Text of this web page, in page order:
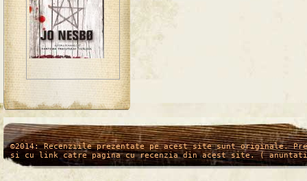
/* */
©2014: Recenziile prezentate pe acest site sunt originale.
si cu link catre pagina cu recenzia din acest site. (